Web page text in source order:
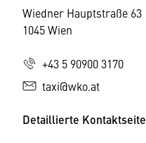
Wiedner Hauptstraße 63
1045 Wien
+43 5 90900 3170
taxi@wko.at
Detaillierte Kontaktseite